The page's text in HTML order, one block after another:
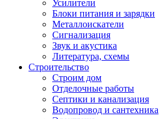
Усилители
Блоки питания и зарядки
Металлоискатели
Сигнализация
Звук и акустика
Литература, схемы
Строительство
Строим дом
Отделочные работы
Септики и канализация
Водопровод и сантехника